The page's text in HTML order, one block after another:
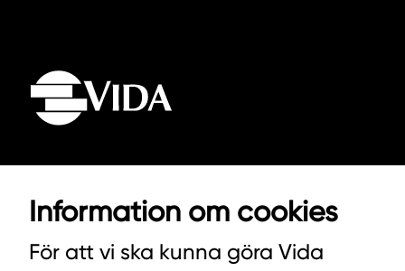
BOX 100
342 21 ALVESTA
Information om cookies
För att vi ska kunna göra Vida